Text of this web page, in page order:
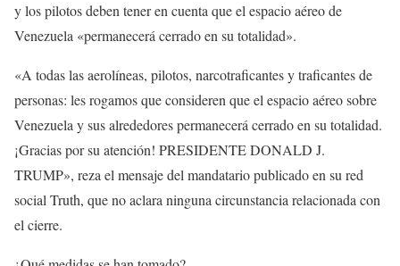
y los pilotos deben tener en cuenta que el espacio aéreo de
Venezuela «permanecerá cerrado en su totalidad».
«A todas las aerolíneas, pilotos, narcotraficantes y traficantes de
personas: les rogamos que consideren que el espacio aéreo sobre
Venezuela y sus alrededores permanecerá cerrado en su totalidad.
¡Gracias por su atención! PRESIDENTE DONALD J.
TRUMP», reza el mensaje del mandatario publicado en su red
social Truth, que no aclara ninguna circunstancia relacionada con
el cierre.